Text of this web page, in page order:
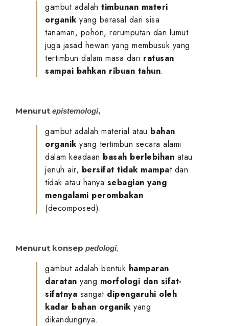
gambut adalah timbunan materi
organik yang berasal dari sisa
tanaman, pohon, rerumputan dan lumut
juga jasad hewan yang membusuk yang
tertimbun dalam masa dari ratusan
sampai bahkan ribuan tahun.
Menurut epistemologi,
gambut adalah material atau bahan
organik yang tertimbun secara alami
dalam keadaan basah berlebihan atau
jenuh air, bersifat tidak mampat dan
tidak atau hanya sebagian yang
mengalami perombakan
(decomposed).
Menurut konsep pedologi,
gambut adalah bentuk hamparan
daratan yang morfologi dan sifat-
sifatnya sangat dipengaruhi oleh
kadar bahan organik yang
dikandungnya.